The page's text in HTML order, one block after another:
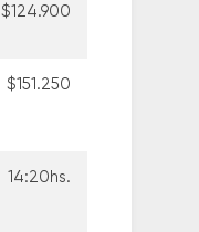
$124.900
$151.250
14:20hs.